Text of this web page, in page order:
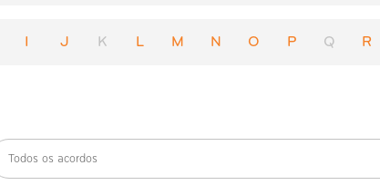
I J K L M N O P Q R
Todos os acordos